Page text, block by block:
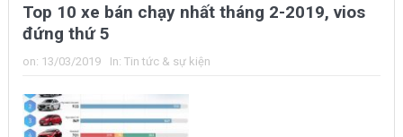
Top 10 xe bán chạy nhất tháng 2-2019, vios
đứng thứ 5
on: 13/03/2019 In: Tin tức & sự kiện